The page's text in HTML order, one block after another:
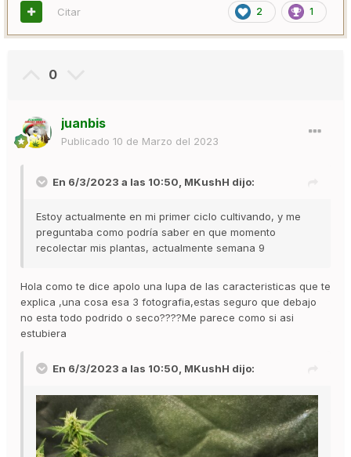
2 1
Citar
0
juanbis
Publicado 10 de Marzo del 2023
En 6/3/2023 a las 10:50, MKushH dijo:
Estoy actualmente en mi primer ciclo cultivando, y me
preguntaba como podría saber en que momento
recolectar mis plantas, actualmente semana 9
Hola como te dice apolo una lupa de las caracteristicas que te
explica ,una cosa esa 3 fotografia,estas seguro que debajo
no esta todo podrido o seco????Me parece como si asi
estubiera
En 6/3/2023 a las 10:50, MKushH dijo: